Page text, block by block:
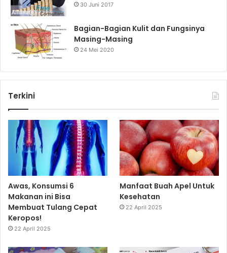
30 Juni 2017
Bagian-Bagian Kulit dan Fungsinya
Masing-Masing
24 Mei 2020
Terkini
Awas, Konsumsi 6
Makanan ini Bisa
Membuat Tulang Cepat
Keropos!
22 April 2025
Manfaat Buah Apel Untuk
Kesehatan
22 April 2025